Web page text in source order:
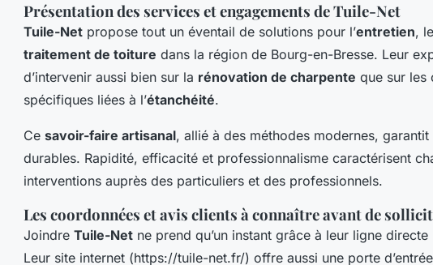
Présentation des services et engagements de Tuile-Net
Tuile-Net propose tout un éventail de solutions pour l’entretien, le
traitement de toiture dans la région de Bourg-en-Bresse. Leur
d’intervenir aussi bien sur la rénovation de charpente que sur les
spécifiques liées à l’étanchéité.
Ce savoir-faire artisanal, allié à des méthodes modernes,
durables. Rapidité, efficacité et professionnalisme caractérisent
interventions auprès des particuliers et des professionnels.
Les coordonnées et avis clients à connaître avant de
Joindre Tuile-Net ne prend qu’un instant grâce à leur ligne
Leur site internet (https://tuile-net.fr/) offre aussi une porte